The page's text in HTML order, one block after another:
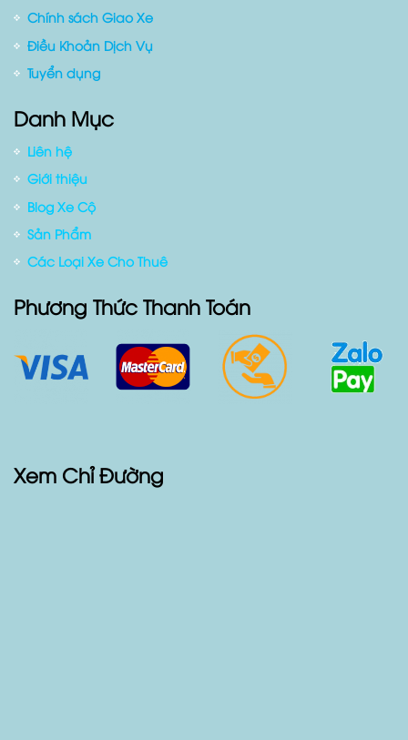
Chính sách Giao Xe
Điều Khoản Dịch Vụ
Tuyển dụng
Danh Mục
Liên hệ
Giới thiệu
Blog Xe Cộ
Sản Phẩm
Các Loại Xe Cho Thuê
Phương Thức Thanh Toán
Xem Chỉ Đường